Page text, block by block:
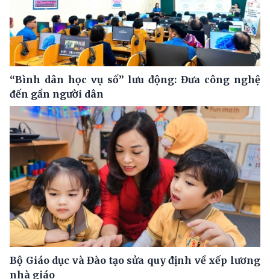
“Bình dân học vụ số” lưu động: Đưa công nghệ
đến gần người dân
Bộ Giáo dục và Đào tạo sửa quy định về xếp lương
nhà giáo